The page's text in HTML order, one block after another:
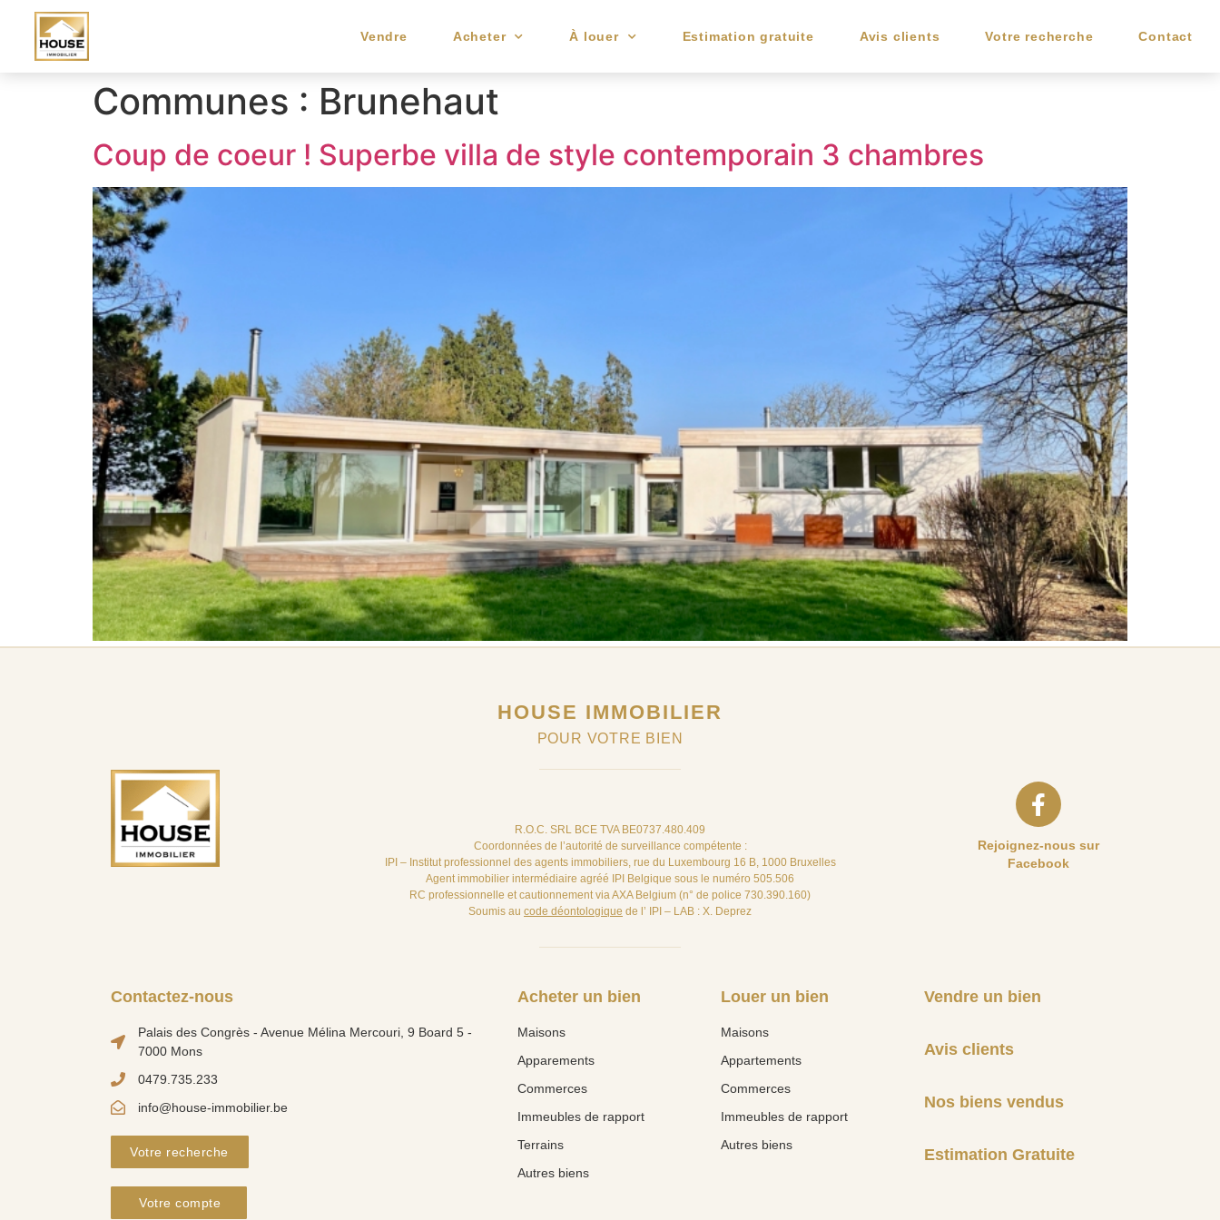
Vendre Acheter À louer Estimation gratuite Avis clients Votre recherche Contact
Communes : Brunehaut
Coup de coeur ! Superbe villa de style contemporain 3 chambres
HOUSE IMMOBILIER
POUR VOTRE BIEN
R.O.C. SRL BCE TVA BE0737.480.409
Coordonnées de l’autorité de surveillance compétente :
IPI – Institut professionnel des agents immobiliers, rue du Luxembourg 16 B, 1000 Bruxelles
Agent immobilier intermédiaire agréé IPI Belgique sous le numéro 505.506
RC professionnelle et cautionnement via AXA Belgium (n° de police 730.390.160)
Soumis au code déontologique de l’ IPI – LAB : X. Deprez
Rejoignez-nous sur
Facebook
Contactez-nous
Palais des Congrès - Avenue Mélina Mercouri, 9 Board 5 -
7000 Mons
0479.735.233
info@house-immobilier.be
Votre recherche
Votre compte
Acheter un bien
Maisons
Apparements
Commerces
Immeubles de rapport
Terrains
Autres biens
Louer un bien
Maisons
Appartements
Commerces
Immeubles de rapport
Autres biens
Vendre un bien
Avis clients
Nos biens vendus
Estimation Gratuite